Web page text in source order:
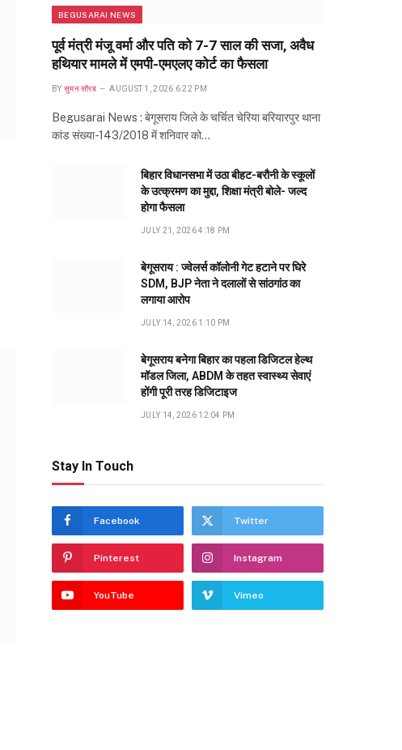
BEGUSARAI NEWS
पूर्व मंत्री मंजू वर्मा और पति को 7-7 साल की सजा, अवैध
हथियार मामले में एमपी-एमएलए कोर्ट का फैसला
BY सुमन सौरब AUGUST 1, 2026 6:22 PM
Begusarai News : बेगूसराय जिले के चर्चित चेरिया बरियारपुर थाना
कांड संख्या-143/2018 में शनिवार को…
बिहार विधानसभा में उठा बीहट-बरौनी के स्कूलों
के उत्क्रमण का मुद्दा, शिक्षा मंत्री बोले- जल्द
होगा फैसला
JULY 21, 2026 4:18 PM
बेगूसराय : ज्वेलर्स कॉलोनी गेट हटाने पर घिरे
SDM, BJP नेता ने दलालों से सांठगांठ का
लगाया आरोप
JULY 14, 2026 1:10 PM
बेगूसराय बनेगा बिहार का पहला डिजिटल हेल्थ
मॉडल जिला, ABDM के तहत स्वास्थ्य सेवाएं
होंगी पूरी तरह डिजिटाइज
JULY 14, 2026 12:04 PM
Stay In Touch
Facebook Twitter
Pinterest Instagram
YouTube Vimeo